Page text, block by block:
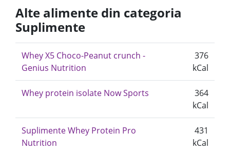
Alte alimente din categoria
Suplimente
Whey X5 Choco-Peanut crunch -
Genius Nutrition
376
kCal
Whey protein isolate Now Sports
364
kCal
Suplimente Whey Protein Pro
Nutrition
431
kCal